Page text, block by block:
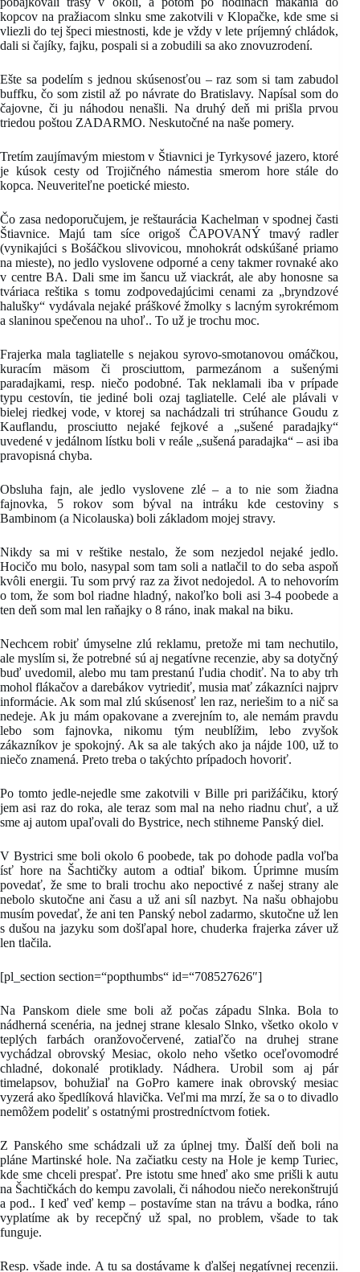
kopcov na pražiacom slnku sme zakotvili v Klopačke, kde sme si
vliezli do tej špeci miestnosti, kde je vždy v lete príjemný chládok,
dali si čajíky, fajku, pospali si a zobudili sa ako znovuzrodení.
Ešte sa podelím s jednou skúsenosťou – raz som si tam zabudol
buffku, čo som zistil až po návrate do Bratislavy. Napísal som do
čajovne, či ju náhodou nenašli. Na druhý deň mi prišla prvou
triedou poštou ZADARMO. Neskutočné na naše pomery.
Tretím zaujímavým miestom v Štiavnici je Tyrkysové jazero, ktoré
je kúsok cesty od Trojičného námestia smerom hore stále do
kopca. Neuveriteľne poetické miesto.
Čo zasa nedoporučujem, je reštaurácia Kachelman v spodnej časti
Štiavnice. Majú tam síce origoš ČAPOVANÝ tmavý radler
(vynikajúci s Bošáčkou slivovicou, mnohokrát odskúšané priamo
na mieste), no jedlo vyslovene odporné a ceny takmer rovnaké ako
v centre BA. Dali sme im šancu už viackrát, ale aby honosne sa
tváriaca reštika s tomu zodpovedajúcimi cenami za „bryndzové
halušky“ vydávala nejaké práškové žmolky s lacným syrokrémom
a slaninou spečenou na uhoľ.. To už je trochu moc.
Frajerka mala tagliatelle s nejakou syrovo-smotanovou omáčkou,
kuracím mäsom či prosciuttom, parmezánom a sušenými
paradajkami, resp. niečo podobné. Tak neklamali iba v prípade
typu cestovín, tie jediné boli ozaj tagliatelle. Celé ale plávali v
bielej riedkej vode, v ktorej sa nachádzali tri strúhance Goudu z
Kauflandu, prosciutto nejaké fejkové a „sušené paradajky“
uvedené v jedálnom lístku boli v reále „sušená paradajka“ – asi iba
pravopisná chyba.
Obsluha fajn, ale jedlo vyslovene zlé – a to nie som žiadna
fajnovka, 5 rokov som býval na intráku kde cestoviny s
Bambinom (a Nicolauska) boli základom mojej stravy.
Nikdy sa mi v reštike nestalo, že som nezjedol nejaké jedlo.
Hocičo mu bolo, nasypal som tam soli a natlačil to do seba aspoň
kvôli energii. Tu som prvý raz za život nedojedol. A to nehovorím
o tom, že som bol riadne hladný, nakoľko boli asi 3-4 poobede a
ten deň som mal len raňajky o 8 ráno, inak makal na biku.
Nechcem robiť úmyselne zlú reklamu, pretože mi tam nechutilo,
ale myslím si, že potrebné sú aj negatívne recenzie, aby sa dotyčný
buď uvedomil, alebo mu tam prestanú ľudia chodiť. Na to aby trh
mohol flákačov a darebákov vytriediť, musia mať zákazníci najprv
informácie. Ak som mal zlú skúsenosť len raz, neriešim to a nič sa
nedeje. Ak ju mám opakovane a zverejním to, ale nemám pravdu
lebo som fajnovka, nikomu tým neublížim, lebo zvyšok
zákazníkov je spokojný. Ak sa ale takých ako ja nájde 100, už to
niečo znamená. Preto treba o takýchto prípadoch hovoriť.
Po tomto jedle-nejedle sme zakotvili v Bille pri parižáčiku, ktorý
jem asi raz do roka, ale teraz som mal na neho riadnu chuť, a už
sme aj autom upaľovali do Bystrice, nech stihneme Panský diel.
V Bystrici sme boli okolo 6 poobede, tak po dohode padla voľba
ísť hore na Šachtičky autom a odtiaľ bikom. Úprimne musím
povedať, že sme to brali trochu ako nepoctivé z našej strany ale
nebolo skutočne ani času a už ani síl nazbyt. Na našu obhajobu
musím povedať, že ani ten Panský nebol zadarmo, skutočne už len
s dušou na jazyku som došľapal hore, chuderka frajerka záver už
len tlačila.
[pl_section section=“popthumbs“ id=“708527626″]
Na Panskom diele sme boli až počas západu Slnka. Bola to
nádherná scenéria, na jednej strane klesalo Slnko, všetko okolo v
teplých farbách oranžovočervené, zatiaľčo na druhej strane
vychádzal obrovský Mesiac, okolo neho všetko oceľovomodré
chladné, dokonalé protiklady. Nádhera. Urobil som aj pár
timelapsov, bohužiaľ na GoPro kamere inak obrovský mesiac
vyzerá ako špedlíková hlavička. Veľmi ma mrzí, že sa o to divadlo
nemôžem podeliť s ostatnými prostredníctvom fotiek.
Z Panského sme schádzali už za úplnej tmy. Ďalší deň boli na
pláne Martinské hole. Na začiatku cesty na Hole je kemp Turiec,
kde sme chceli prespať. Pre istotu sme hneď ako sme prišli k autu
na Šachtičkách do kempu zavolali, či náhodou niečo nerekonštrujú
a pod.. I keď veď kemp – postavíme stan na trávu a bodka, ráno
vyplatíme ak by recepčný už spal, no problem, všade to tak
funguje.
Resp. všade inde. A tu sa dostávame k ďalšej negatívnej recenzii.